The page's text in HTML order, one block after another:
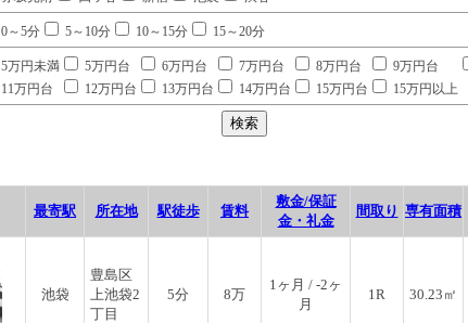
0～5分 5～10分 10～15分 15～20分
5万円未満 5万円台 6万円台 7万円台 8万円台 9万円台
11万円台
12万円台 13万円台 14万円台 15万円台 15万円以上
最寄駅 所在地 駅徒歩 賃料
敷金/保証
金・礼金
間取り 専有面積
池袋
豊島区
上池袋2
丁目
5分 8万
1ヶ月 / -2ヶ
月
1R 30.23㎡